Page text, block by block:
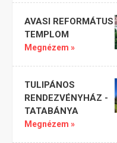
AVASI REFORMÁTUS
TEMPLOM
Megnézem »
TULIPÁNOS
RENDEZVÉNYHÁZ -
TATABÁNYA
Megnézem »